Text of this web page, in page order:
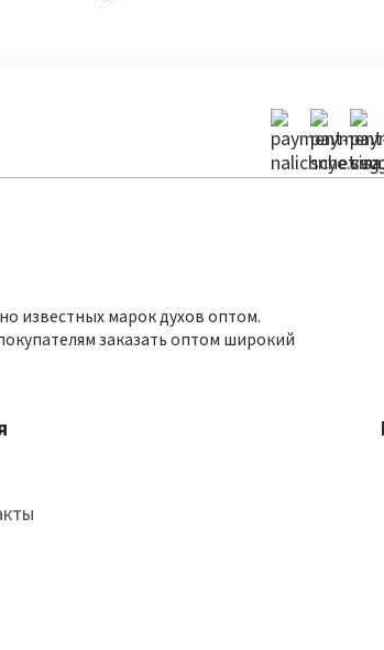
известных марок духов оптом.
заказать оптом широкий